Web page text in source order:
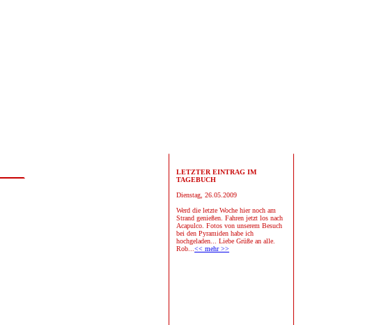
LETZTER EINTRAG IM
TAGEBUCH
Dienstag, 26.05.2009
Werd die letzte Woche hier noch am
Strand genießen. Fahren jetzt los nach
Acapulco. Fotos von unserem Besuch
bei den Pyramiden habe ich
hochgeladen... Liebe Grüße an alle.
Rob... << mehr >>